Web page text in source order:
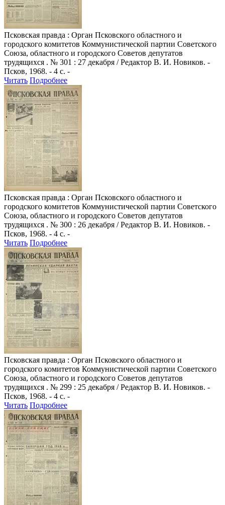
Псковская правда : Орган Псковского областного и
городского комитетов Коммунистической партии Советского
Союза, областного и городского Советов депутатов
трудящихся . № 301 : 27 декабря / Редактор В. И. Новиков. -
Псков, 1968. - 4 с. -
Читать Подробнее
Псковская правда : Орган Псковского областного и
городского комитетов Коммунистической партии Советского
Союза, областного и городского Советов депутатов
трудящихся . № 300 : 26 декабря / Редактор В. И. Новиков. -
Псков, 1968. - 4 с. -
Читать Подробнее
Псковская правда : Орган Псковского областного и
городского комитетов Коммунистической партии Советского
Союза, областного и городского Советов депутатов
трудящихся . № 299 : 25 декабря / Редактор В. И. Новиков. -
Псков, 1968. - 4 с. -
Читать Подробнее